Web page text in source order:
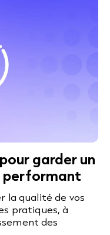
garder un
performant
la qualité de vos
pratiques, à
des